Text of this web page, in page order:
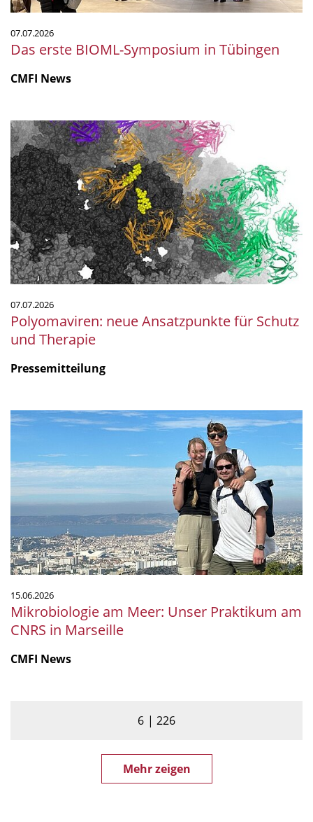
07.07.2026
Das erste BIOML-Symposium in Tübingen
CMFI News
Polyomaviren:
neue
Ansatzpunkte
für
Schutz
und
Therapie
07.07.2026
Polyomaviren: neue Ansatzpunkte für Schutz
und Therapie
Pressemitteilung
Mikrobiologie
Meer:
Unser
Praktikum
am
CNRS
in
Marseille
15.06.2026
Mikrobiologie am Meer: Unser Praktikum am
CNRS in Marseille
CMFI News
6 226
Mehr zeigen